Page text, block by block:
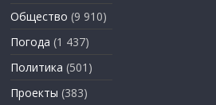
Общество (9 910)
Погода (1 437)
Политика (501)
Проекты (383)